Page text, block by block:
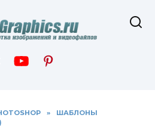
»
ШАБЛОНЫ